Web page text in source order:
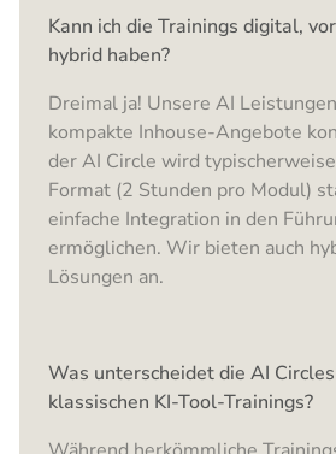
Kann ich die Trainings digital,
hybrid haben?
Dreimal ja! Unsere AI
kompakte Inhouse-Angebote
der AI Circle wird
Format (2 Stunden pro Modul)
einfache Integration in den
ermöglichen. Wir bieten auch
Lösungen an.
Was unterscheidet die AI
klassischen KI-Tool-Trainings?